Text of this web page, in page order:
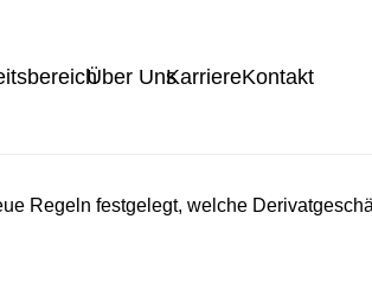
Über UnsKarriereKontakt
Regeln festgelegt, welche